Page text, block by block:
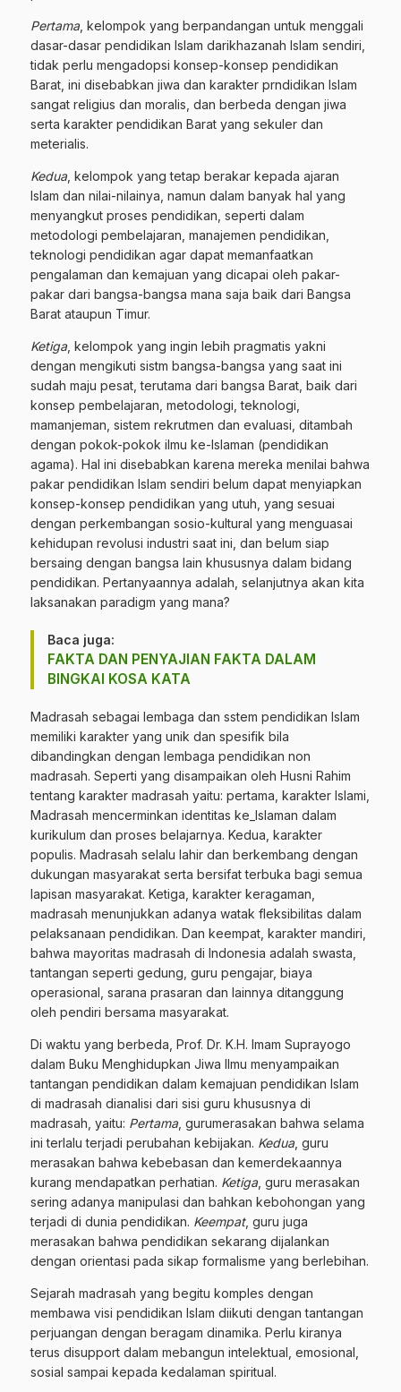
Pertama, kelompok yang berpandangan untuk menggali
dasar-dasar pendidikan Islam darikhazanah Islam sendiri,
tidak perlu mengadopsi konsep-konsep pendidikan
Barat, ini disebabkan jiwa dan karakter prndidikan Islam
sangat religius dan moralis, dan berbeda dengan jiwa
serta karakter pendidikan Barat yang sekuler dan
meterialis.
Kedua, kelompok yang tetap berakar kepada ajaran
Islam dan nilai-nilainya, namun dalam banyak hal yang
menyangkut proses pendidikan, seperti dalam
metodologi pembelajaran, manajemen pendidikan,
teknologi pendidikan agar dapat memanfaatkan
pengalaman dan kemajuan yang dicapai oleh pakar-
pakar dari bangsa-bangsa mana saja baik dari Bangsa
Barat ataupun Timur.
Ketiga, kelompok yang ingin lebih pragmatis yakni
dengan mengikuti sistm bangsa-bangsa yang saat ini
sudah maju pesat, terutama dari bangsa Barat, baik dari
konsep pembelajaran, metodologi, teknologi,
mamanjeman, sistem rekrutmen dan evaluasi, ditambah
dengan pokok-pokok ilmu ke-Islaman (pendidikan
agama). Hal ini disebabkan karena mereka menilai bahwa
pakar pendidikan Islam sendiri belum dapat menyiapkan
konsep-konsep pendidikan yang utuh, yang sesuai
dengan perkembangan sosio-kultural yang menguasai
kehidupan revolusi industri saat ini, dan belum siap
bersaing dengan bangsa lain khususnya dalam bidang
pendidikan. Pertanyaannya adalah, selanjutnya akan kita
laksanakan paradigm yang mana?
Baca juga:
FAKTA DAN PENYAJIAN FAKTA DALAM
BINGKAI KOSA KATA
Madrasah sebagai lembaga dan sstem pendidikan Islam
memiliki karakter yang unik dan spesifik bila
dibandingkan dengan lembaga pendidikan non
madrasah. Seperti yang disampaikan oleh Husni Rahim
tentang karakter madrasah yaitu: pertama, karakter Islami,
Madrasah mencerminkan identitas ke_Islaman dalam
kurikulum dan proses belajarnya. Kedua, karakter
populis. Madrasah selalu lahir dan berkembang dengan
dukungan masyarakat serta bersifat terbuka bagi semua
lapisan masyarakat. Ketiga, karakter keragaman,
madrasah menunjukkan adanya watak fleksibilitas dalam
pelaksanaan pendidikan. Dan keempat, karakter mandiri,
bahwa mayoritas madrasah di Indonesia adalah swasta,
tantangan seperti gedung, guru pengajar, biaya
operasional, sarana prasaran dan lainnya ditanggung
oleh pendiri bersama masyarakat.
Di waktu yang berbeda, Prof. Dr. K.H. Imam Suprayogo
dalam Buku Menghidupkan Jiwa Ilmu menyampaikan
tantangan pendidikan dalam kemajuan pendidikan Islam
di madrasah dianalisi dari sisi guru khususnya di
madrasah, yaitu: Pertama, gurumerasakan bahwa selama
ini terlalu terjadi perubahan kebijakan. Kedua, guru
merasakan bahwa kebebasan dan kemerdekaannya
kurang mendapatkan perhatian. Ketiga, guru merasakan
sering adanya manipulasi dan bahkan kebohongan yang
terjadi di dunia pendidikan. Keempat, guru juga
merasakan bahwa pendidikan sekarang dijalankan
dengan orientasi pada sikap formalisme yang berlebihan.
Sejarah madrasah yang begitu komples dengan
membawa visi pendidikan Islam diikuti dengan tantangan
perjuangan dengan beragam dinamika. Perlu kiranya
terus disupport dalam mebangun intelektual, emosional,
sosial sampai kepada kedalaman spiritual.